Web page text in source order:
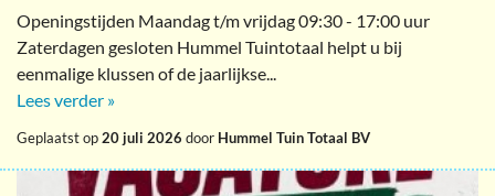
Openingstijden Maandag t/m vrijdag 09:30 - 17:00 uur
Zaterdagen gesloten Hummel Tuintotaal helpt u bij
eenmalige klussen of de jaarlijkse...
Lees verder »
Geplaatst op20 juli 2026 door Hummel Tuin Totaal BV